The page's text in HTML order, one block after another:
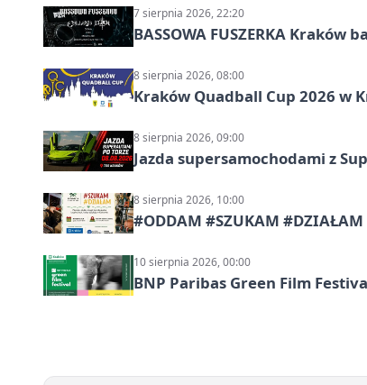
7 sierpnia 2026, 22:20
BASSOWA FUSZERKA Kraków
8 sierpnia 2026, 08:00
Kraków Quadball Cup 2026 w
8 sierpnia 2026, 09:00
Jazda supersamochodami z
8 sierpnia 2026, 10:00
#ODDAM #SZUKAM #DZIAŁAM
10 sierpnia 2026, 00:00
BNP Paribas Green Film